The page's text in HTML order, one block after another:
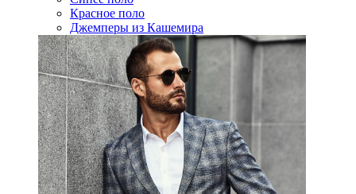
Красное поло
Джемперы из Кашемира